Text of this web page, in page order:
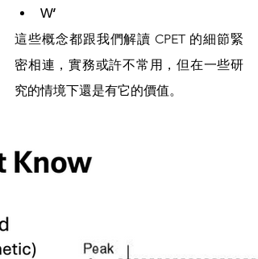
W’
這些概念都跟我們解讀 CPET 的細節緊
密相連，實務或許不常用，但在一些研
究的情境下還是有它的價值。